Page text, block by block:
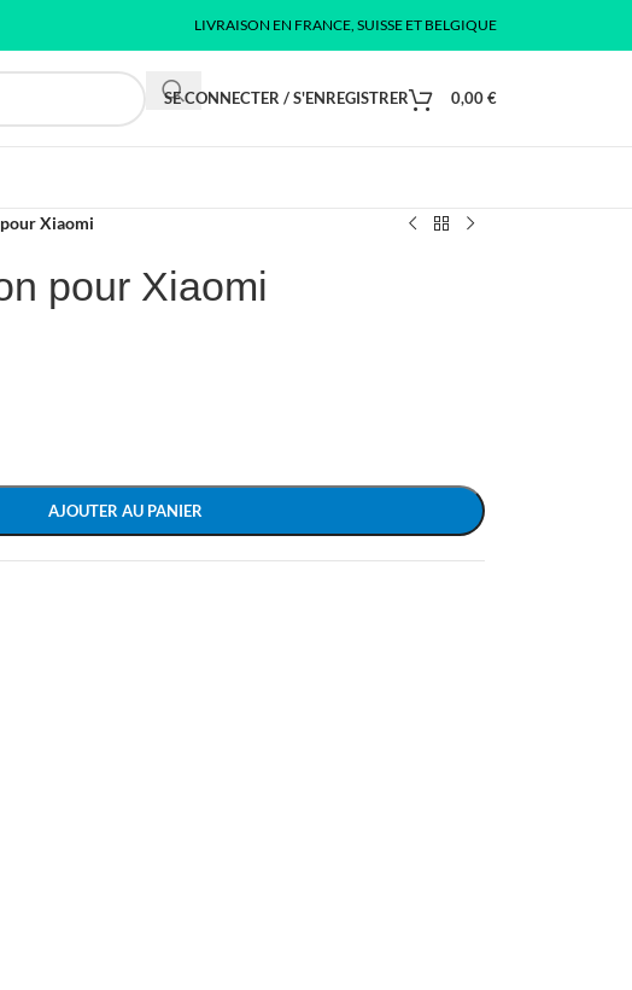
LIVRAISON EN FRANCE, SUISSE ET BELGIQUE
SE CONNECTER / S'ENREGISTRER 0,00€
Xiaomi
pour Xiaomi
AJOUTER AU PANIER